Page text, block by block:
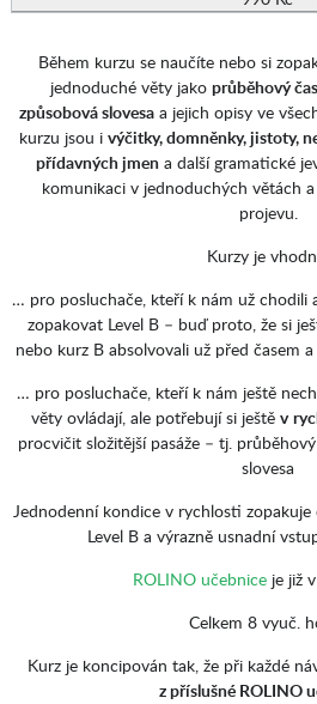
Během kurzu se naučíte nebo si
jednoduché věty jako průběhový
způsobová slovesaa jejich opisy ve
kurzu jsou i výčitky, domněnky, jistoty,
přídavných jmena další gramatické
komunikaci v jednoduchých větách
projevu.
Kurzy je
… pro posluchače, kteří k nám už chodili
zopakovat Level B – buď proto, že si
nebo kurz B absolvovali už před časem
… pro posluchače, kteří k nám ještě
věty ovládají, ale potřebují si ještě v
procvičit složitější pasáže – tj.
slovesa
Jednodenní kondice v rychlosti
Level B a výrazně usnadní
ROLINO učebniceje již
Celkem 8 vyuč.
Kurz je koncipován tak, že při každé
z příslušné ROLINO